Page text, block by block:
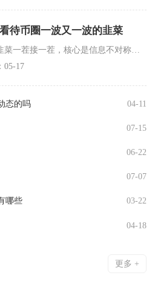
待币圈一波又一波的韭菜
05-17
态的吗 04-11
07-15
06-22
07-07
哪些 03-22
04-18
更多 +